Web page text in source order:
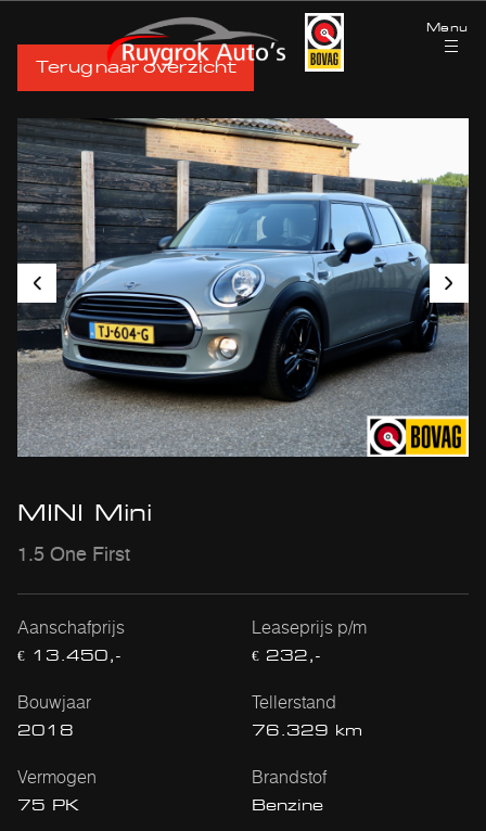
Menu
Terug naar overzicht
MINI Mini
1.5 One First
Aanschafprijs
€ 13.450,-
Leaseprijs p/m
€ 232,-
Bouwjaar
2018
Tellerstand
76.329 km
Vermogen
75 PK
Brandstof
Benzine